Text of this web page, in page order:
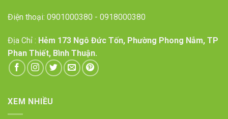
Điện thoại: 0901000380 - 0918000380
Địa Chỉ : Hẻm 173 Ngô Đức Tốn, Phường Phong Nẫm, TP
Phan Thiết, Bình Thuận.
XEM NHIỀU